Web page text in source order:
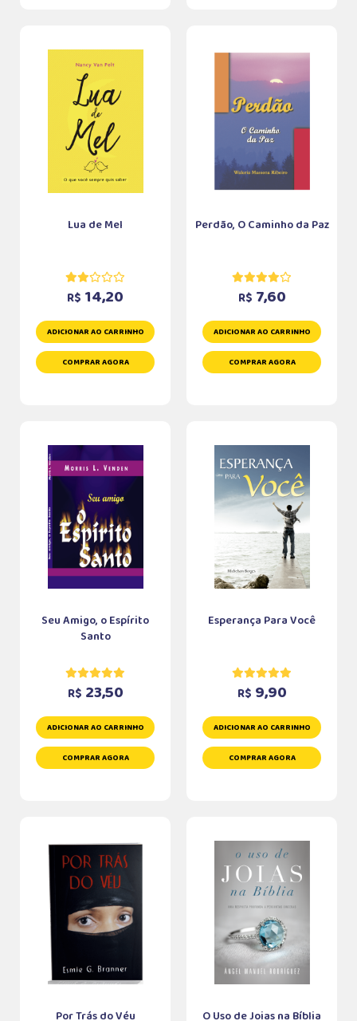
Lua de Mel
R$ 14,20
ADICIONAR AO CARRINHO
COMPRAR AGORA
Perdão, O Caminho da Paz
R$ 7,60
ADICIONAR AO CARRINHO
COMPRAR AGORA
Seu Amigo, o Espírito
Santo
R$ 23,50
ADICIONAR AO CARRINHO
COMPRAR AGORA
Esperança Para Você
R$ 9,90
ADICIONAR AO CARRINHO
COMPRAR AGORA
Por Trás do Véu O Uso de Joias na Bíblia